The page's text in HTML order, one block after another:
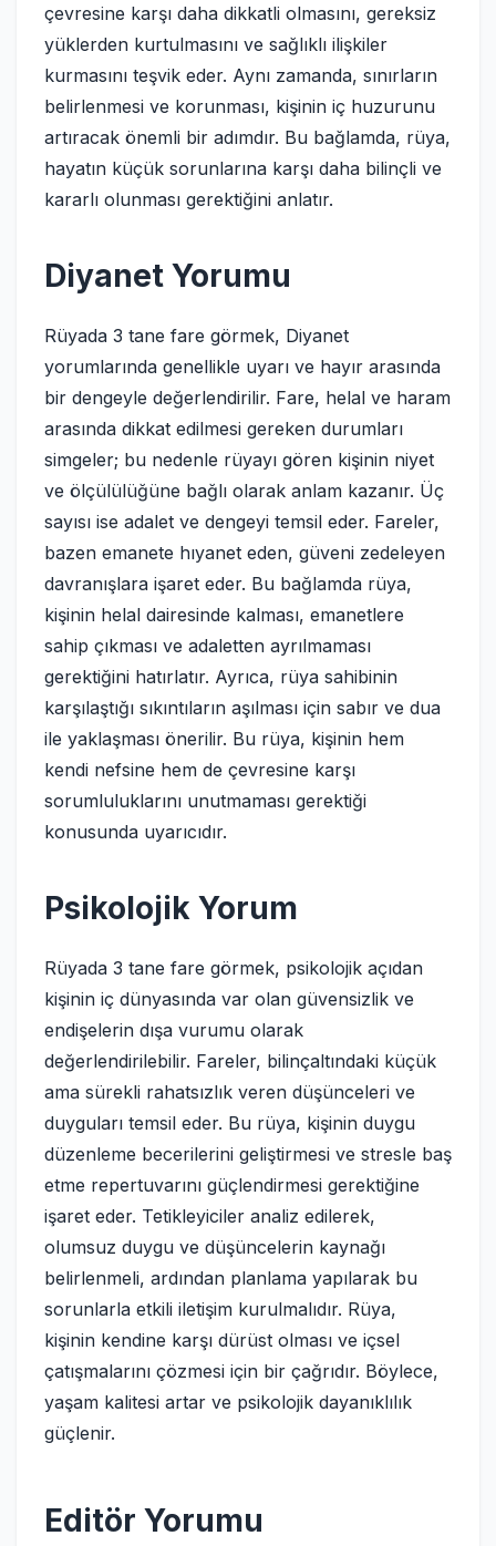
çevresine karşı daha dikkatli olmasını, gereksiz
yüklerden kurtulmasını ve sağlıklı ilişkiler
kurmasını teşvik eder. Aynı zamanda, sınırların
belirlenmesi ve korunması, kişinin iç huzurunu
artıracak önemli bir adımdır. Bu bağlamda, rüya,
hayatın küçük sorunlarına karşı daha bilinçli ve
kararlı olunması gerektiğini anlatır.
Diyanet Yorumu
Rüyada 3 tane fare görmek, Diyanet
yorumlarında genellikle uyarı ve hayır arasında
bir dengeyle değerlendirilir. Fare, helal ve haram
arasında dikkat edilmesi gereken durumları
simgeler; bu nedenle rüyayı gören kişinin niyet
ve ölçülülüğüne bağlı olarak anlam kazanır. Üç
sayısı ise adalet ve dengeyi temsil eder. Fareler,
bazen emanete hıyanet eden, güveni zedeleyen
davranışlara işaret eder. Bu bağlamda rüya,
kişinin helal dairesinde kalması, emanetlere
sahip çıkması ve adaletten ayrılmaması
gerektiğini hatırlatır. Ayrıca, rüya sahibinin
karşılaştığı sıkıntıların aşılması için sabır ve dua
ile yaklaşması önerilir. Bu rüya, kişinin hem
kendi nefsine hem de çevresine karşı
sorumluluklarını unutmaması gerektiği
konusunda uyarıcıdır.
Psikolojik Yorum
Rüyada 3 tane fare görmek, psikolojik açıdan
kişinin iç dünyasında var olan güvensizlik ve
endişelerin dışa vurumu olarak
değerlendirilebilir. Fareler, bilinçaltındaki küçük
ama sürekli rahatsızlık veren düşünceleri ve
duyguları temsil eder. Bu rüya, kişinin duygu
düzenleme becerilerini geliştirmesi ve stresle baş
etme repertuvarını güçlendirmesi gerektiğine
işaret eder. Tetikleyiciler analiz edilerek,
olumsuz duygu ve düşüncelerin kaynağı
belirlenmeli, ardından planlama yapılarak bu
sorunlarla etkili iletişim kurulmalıdır. Rüya,
kişinin kendine karşı dürüst olması ve içsel
çatışmalarını çözmesi için bir çağrıdır. Böylece,
yaşam kalitesi artar ve psikolojik dayanıklılık
güçlenir.
Editör Yorumu